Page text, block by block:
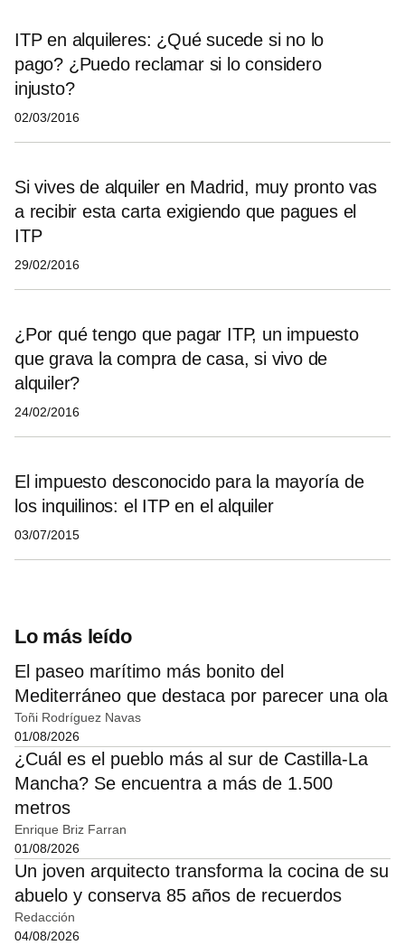
ITP en alquileres: ¿Qué sucede si no lo
pago? ¿Puedo reclamar si lo considero
injusto?
02/03/2016
Si vives de alquiler en Madrid, muy pronto vas
a recibir esta carta exigiendo que pagues el
ITP
29/02/2016
¿Por qué tengo que pagar ITP, un impuesto
que grava la compra de casa, si vivo de
alquiler?
24/02/2016
El impuesto desconocido para la mayoría de
los inquilinos: el ITP en el alquiler
03/07/2015
Lo más leído
El paseo marítimo más bonito del
Mediterráneo que destaca por parecer una ola
Toñi Rodríguez Navas
01/08/2026
¿Cuál es el pueblo más al sur de Castilla-La
Mancha? Se encuentra a más de 1.500
metros
Enrique Briz Farran
01/08/2026
Un joven arquitecto transforma la cocina de su
abuelo y conserva 85 años de recuerdos
Redacción
04/08/2026